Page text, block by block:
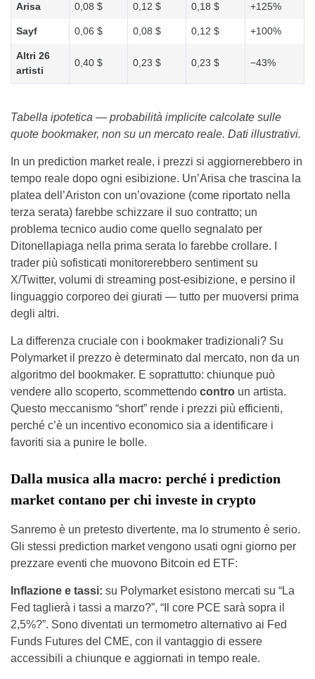
Arisa 0,08 $ 0,12 $ 0,18 $ +125%
Sayf 0,06 $ 0,08 $ 0,12 $ +100%
Altri 26
artisti
0,40 $ 0,23 $ 0,23 $ −43%
Tabella ipotetica — probabilità implicite calcolate sulle
quote bookmaker, non su un mercato reale. Dati illustrativi.
In un prediction market reale, i prezzi si aggiornerebbero in
tempo reale dopo ogni esibizione. Un’Arisa che trascina la
platea dell’Ariston con un’ovazione (come riportato nella
terza serata) farebbe schizzare il suo contratto; un
problema tecnico audio come quello segnalato per
Ditonellapiaga nella prima serata lo farebbe crollare. I
trader più sofisticati monitorerebbero sentiment su
X/Twitter, volumi di streaming post-esibizione, e persino il
linguaggio corporeo dei giurati — tutto per muoversi prima
degli altri.
La differenza cruciale con i bookmaker tradizionali? Su
Polymarket il prezzo è determinato dal mercato, non da un
algoritmo del bookmaker. E soprattutto: chiunque può
vendere allo scoperto, scommettendo contro un artista.
Questo meccanismo “short” rende i prezzi più efficienti,
perché c’è un incentivo economico sia a identificare i
favoriti sia a punire le bolle.
Dalla musica alla macro: perché i prediction
market contano per chi investe in crypto
Sanremo è un pretesto divertente, ma lo strumento è serio.
Gli stessi prediction market vengono usati ogni giorno per
prezzare eventi che muovono Bitcoin ed ETF:
Inflazione e tassi: su Polymarket esistono mercati su “La
Fed taglierà i tassi a marzo?”, “Il core PCE sarà sopra il
2,5%?”. Sono diventati un termometro alternativo ai Fed
Funds Futures del CME, con il vantaggio di essere
accessibili a chiunque e aggiornati in tempo reale.